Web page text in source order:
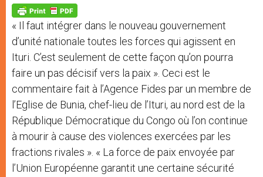
p
p
g
e
r
o
k
« Il faut intégrer dans le nouveau gouvernement
d’unité nationale toutes les forces qui agissent en
Ituri. C’est seulement de cette façon qu’on pourra
faire un pas décisif vers la paix ». Ceci est le
commentaire fait à l’Agence Fides par un membre de
l’Eglise de Bunia, chef-lieu de l’Ituri, au nord est de la
République Démocratique du Congo où l’on continue
à mourir à cause des violences exercées par les
fractions rivales ». « La force de paix envoyée par
l’Union Européenne garantit une certaine sécurité